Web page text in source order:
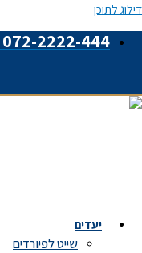
דילוג לתוכן
072-2222-444
יעדים
שייט לפיורדים